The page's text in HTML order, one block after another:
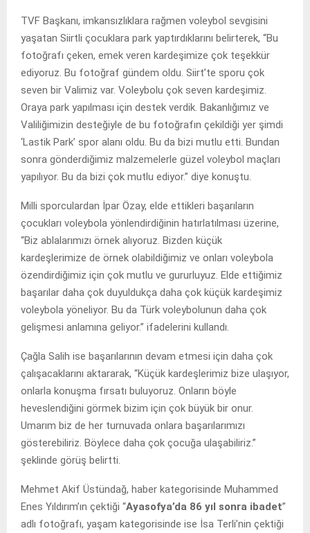
TVF Başkanı, imkansızlıklara rağmen voleybol sevgisini
yaşatan Siirtli çocuklara park yaptırdıklarını belirterek, “Bu
fotoğrafı çeken, emek veren kardeşimize çok teşekkür
ediyoruz. Bu fotoğraf gündem oldu. Siirt’te sporu çok
seven bir Valimiz var. Voleybolu çok seven kardeşimiz.
Oraya park yapılması için destek verdik. Bakanlığımız ve
Valiliğimizin desteğiyle de bu fotoğrafın çekildiği yer şimdi
‘Lastik Park’ spor alanı oldu. Bu da bizi mutlu etti. Bundan
sonra gönderdiğimiz malzemelerle güzel voleybol maçları
yapılıyor. Bu da bizi çok mutlu ediyor.” diye konuştu.
Milli sporculardan İpar Özay, elde ettikleri başarıların
çocukları voleybola yönlendirdiğinin hatırlatılması üzerine,
“Biz ablalarımızı örnek alıyoruz. Bizden küçük
kardeşlerimize de örnek olabildiğimiz ve onları voleybola
özendirdiğimiz için çok mutlu ve gururluyuz. Elde ettiğimiz
başarılar daha çok duyuldukça daha çok küçük kardeşimiz
voleybola yöneliyor. Bu da Türk voleybolunun daha çok
gelişmesi anlamına geliyor.” ifadelerini kullandı.
Çağla Salih ise başarılarının devam etmesi için daha çok
çalışacaklarını aktararak, “Küçük kardeşlerimiz bize ulaşıyor,
onlarla konuşma fırsatı buluyoruz. Onların böyle
heveslendiğini görmek bizim için çok büyük bir onur.
Umarım biz de her turnuvada onlara başarılarımızı
gösterebiliriz. Böylece daha çok çocuğa ulaşabiliriz.”
şeklinde görüş belirtti.
Mehmet Akif Üstündağ, haber kategorisinde Muhammed
Enes Yıldırım’ın çektiği “Ayasofya’da 86 yıl sonra ibadet”
adlı fotoğrafı, yaşam kategorisinde ise İsa Terli’nin çektiği